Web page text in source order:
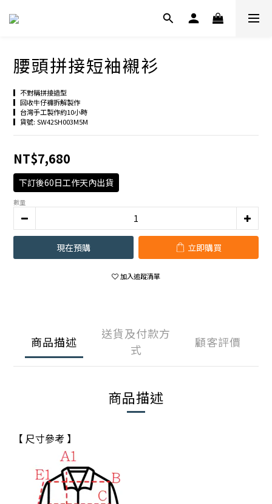
腰頭拼接短袖襯衫
▎不對稱拼接造型
▎回收牛仔褲拆解製作
▎台灣手工製作約10小時
▎貨號: SW42SH003M5M
NT$7,680
下訂後60日工作天內出貨
數量
現在預購 立即購買
加入追蹤清單
商品描述
送貨及付款方
式
顧客評價
商品描述
【 尺寸參考 】